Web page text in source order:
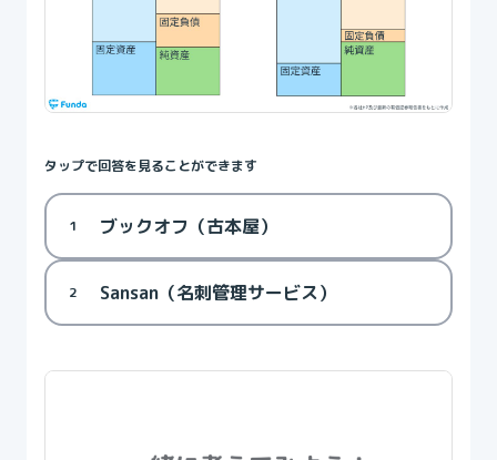
タップで回答を見ることができます
1 ブックオフ（古本屋）
2 Sansan（名刺管理サービス）